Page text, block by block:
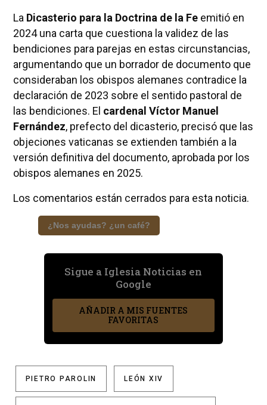
La Dicasterio para la Doctrina de la Feemitió en
2024 una carta que cuestiona la validez de las
bendiciones para parejas en estas circunstancias,
argumentando que un borrador de documento que
consideraban los obispos alemanes contradice la
declaración de 2023 sobre el sentido pastoral de
las bendiciones. El cardenal Víctor Manuel
Fernández, prefecto del dicasterio, precisó que las
objeciones vaticanas se extienden también a la
versión definitiva del documento, aprobada por los
obispos alemanes en 2025.
Los comentarios están cerrados para esta noticia.
¿Nos ayudas? ¿un café?
Sigue a Iglesia Noticias en
Google
AÑADIR A MIS FUENTES
FAVORITAS
PIETRO PAROLIN LEÓN XIV